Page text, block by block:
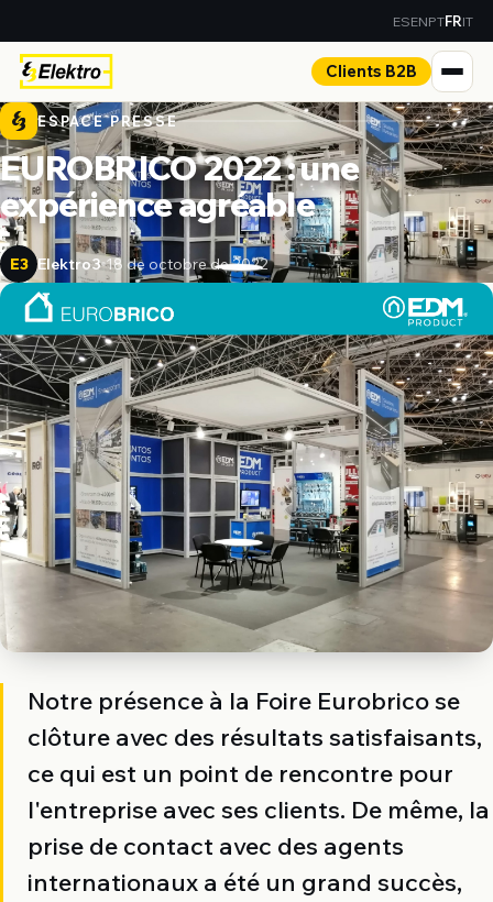
ESENPTFRIT
Clients B2B
ESPACE PRESSE
EUROBRICO 2022 : une
expérience agréable
E3 Elektro3 18 de octobre de 2022
Notre présence à la Foire Eurobrico se
clôture avec des résultats satisfaisants,
ce qui est un point de rencontre pour
l'entreprise avec ses clients. De même, la
prise de contact avec des agents
internationaux a été un grand succès,